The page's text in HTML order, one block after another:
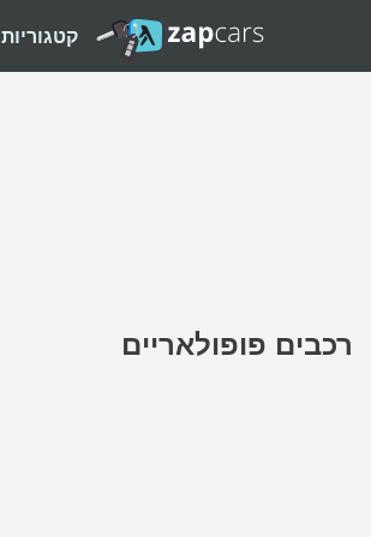
קטגוריות
רכבים פופולאריים